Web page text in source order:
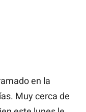
en la
Muy cerca de